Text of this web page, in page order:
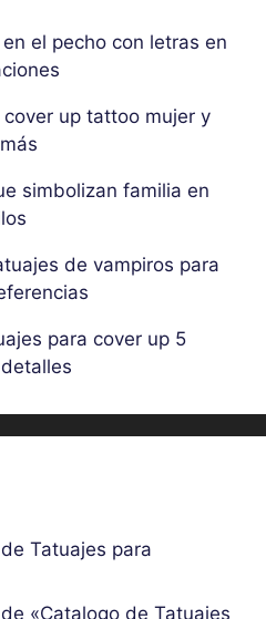
el pecho con letras en
up tattoo mujer y
simbolizan familia en
de vampiros para
para cover up 5
Tatuajes para
«Catalogo de Tatuajes